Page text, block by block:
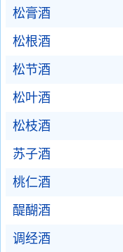
松膏酒
松根酒
松节酒
松叶酒
松枝酒
苏子酒
桃仁酒
醍醐酒
调经酒